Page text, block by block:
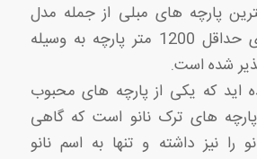
پارچه های مبلی از جمله مدل
مخمل ژاکاردی برای حداقل 1200 متر پارچه به وسیله
شده است.
اید که یکی از پارچه های محبوب
پارچه های ترک نانو است که گاهی
را نیز داشته و تنها به اسم نانو